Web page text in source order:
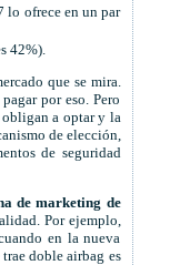
lo ofrece en un par
42%).
que se mira.
por eso. Pero
obligan a optar y la
de elección,
de seguridad
de marketing de
Por ejemplo,
en la nueva
doble airbag es